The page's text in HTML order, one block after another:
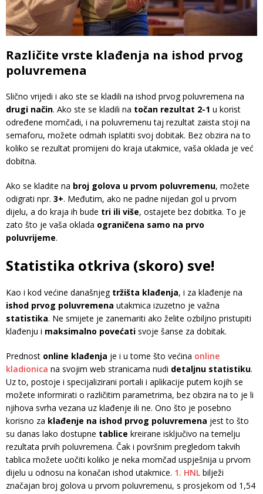
Različite vrste klađenja na ishod prvog
poluvremena
Slično vrijedi i ako ste se kladili na ishod prvog poluvremena na
drugi način. Ako ste se kladili na točan rezultat 2-1 u korist
određene momčadi, i na poluvremenu taj rezultat zaista stoji na
semaforu, možete odmah isplatiti svoj dobitak. Bez obzira na to
koliko se rezultat promijeni do kraja utakmice, vaša oklada je već
dobitna.
Ako se kladite na broj golova u prvom poluvremenu, možete
odigrati npr. 3+. Međutim, ako ne padne nijedan gol u prvom
dijelu, a do kraja ih bude tri ili više, ostajete bez dobitka. To je
zato što je vaša oklada ograničena samo na prvo
poluvrijeme.
Statistika otkriva (skoro) sve!
Kao i kod većine današnjeg tržišta klađenja, i za klađenje na
ishod prvog poluvremena utakmica izuzetno je važna
statistika. Ne smijete je zanemariti ako želite ozbiljno pristupiti
klađenju i maksimalno povećati svoje šanse za dobitak.
Prednost online klađenja je i u tome što većina online
kladionica na svojim web stranicama nudi detaljnu statistiku.
Uz to, postoje i specijalizirani portali i aplikacije putem kojih se
možete informirati o različitim parametrima, bez obzira na to je li
njihova svrha vezana uz klađenje ili ne. Ono što je posebno
korisno za klađenje na ishod prvog poluvremena jest to što
su danas lako dostupne tablice kreirane isključivo na temelju
rezultata prvih poluvremena. Čak i površnim pregledom takvih
tablica možete uočiti koliko je neka momčad uspješnija u prvom
dijelu u odnosu na konačan ishod utakmice. 1. HNL bilježi
značajan broj golova u prvom poluvremenu, s prosjekom od 1,54